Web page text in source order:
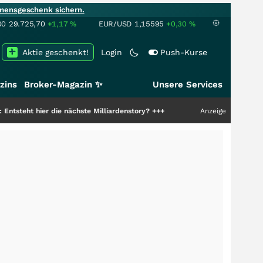
sichern.
29.725,70 +1,17% EUR/USD 1,15595 +0,30 %
Login Push-Kurse
Aktie geschenkt!
Broker-Magazin ✨ Unsere Services
die nächste Milliardenstory?+++ Anzeige